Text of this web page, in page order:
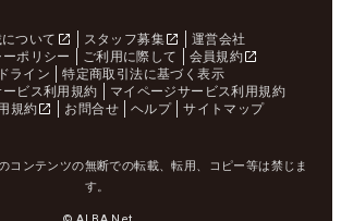
ついて スタッフ募集
運営会社
ポリシー
ご利用に際して
会員規約
ライン
特定商取引法に基づく表示
ビス利用規約
マイページサービス利用規約
規約
お問合せ ヘルプ サイトマップ
コンテンツの無断での転載、転用、コピー等は禁じま
す。